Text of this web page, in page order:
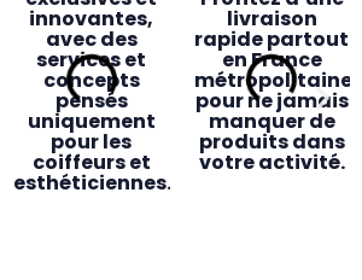
innovantes,
avec des
services et
concepts
pensés
uniquement
pour les
coiffeurs et
esthéticiennes.
livraison
rapide partout
en France
métropolitaine
pour ne jamais
manquer de
produits dans
votre activité.